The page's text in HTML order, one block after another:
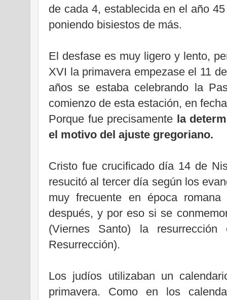
de cada 4, establecida en el año
poniendo bisiestos de más.
El desfase es muy ligero y lento,
XVI la primavera empezase el 11
años se estaba celebrando la
comienzo de esta estación, en
Porque fue precisamente la
el motivo del ajuste gregoriano.
Cristo fue crucificado día 14 de
resucitó al tercer día según los
muy frecuente en época
después, y por eso si se
(Viernes Santo) la
Resurrección).
Los judíos utilizaban un
primavera. Como en los